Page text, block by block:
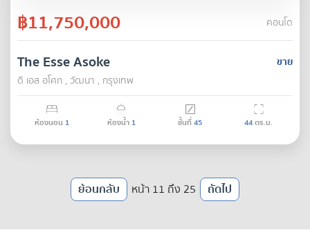
฿11,750,000 คอนโด
ขาย
The Esse Asoke
ดิ เอส อโศก , วัฒนา , กรุงเทพ
ห้องนอน 1 ห้องน้ำ 1 ชั้นที่45 44ตร.ม.
ย้อนกลับ หน้า 11 ถึง 25 ถัดไป